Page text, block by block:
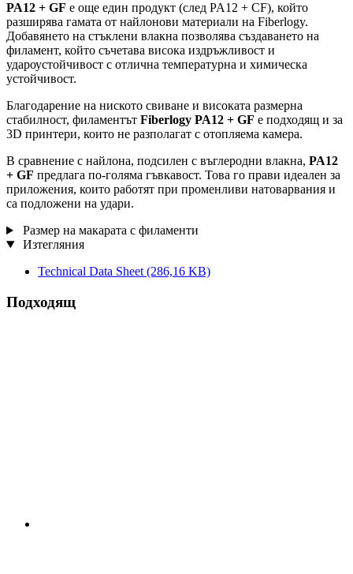
PA12 + GF е още един продукт (след PA12 + CF), който
разширява гамата от найлонови материали на Fiberlogy.
Добавянето на стъклени влакна позволява създаването на
филамент, който съчетава висока издръжливост и
удароустойчивост с отлична температурна и химическа
устойчивост.
Благодарение на ниското свиване и високата размерна
стабилност, филаментът Fiberlogy PA12 + GF е подходящ и за
3D принтери, които не разполагат с отопляема камера.
В сравнение с найлона, подсилен с въглеродни влакна, PA12
+ GF предлага по-голяма гъвкавост. Това го прави идеален за
приложения, които работят при променливи натоварвания и
са подложени на удари.
Размер на макарата с филаменти
Изтегляния
Technical Data Sheet (286,16 KB)
Подходящ